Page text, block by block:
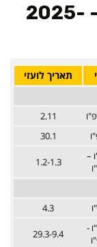
שנת הלימודים תשפ"ו - 2025-
תאריך לועזי
2.11
30.1
–
1.2-1.3
4.3
-
29.3-9.4